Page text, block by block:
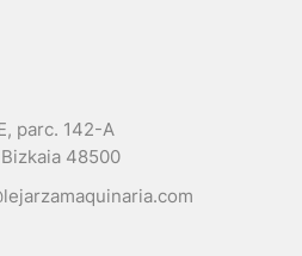
parc. 142-A
48500